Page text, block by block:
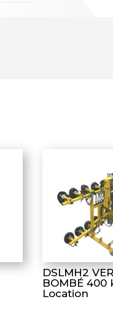
DSLMH2
BOMBÉ 400
Location